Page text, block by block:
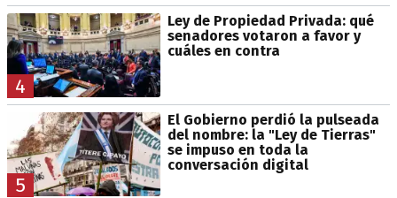
4
Ley de Propiedad Privada: qué
senadores votaron a favor y
cuáles en contra
5
El Gobierno perdió la pulseada
del nombre: la "Ley de Tierras"
se impuso en toda la
conversación digital